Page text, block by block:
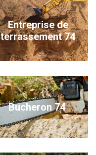
Entreprise de
terrassement 74
Bucheron 74